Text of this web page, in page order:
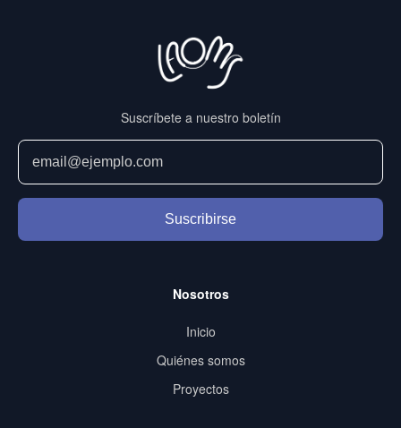
Suscríbete a nuestro boletín
Suscribirse
Nosotros
Inicio
Quiénes somos
Proyectos